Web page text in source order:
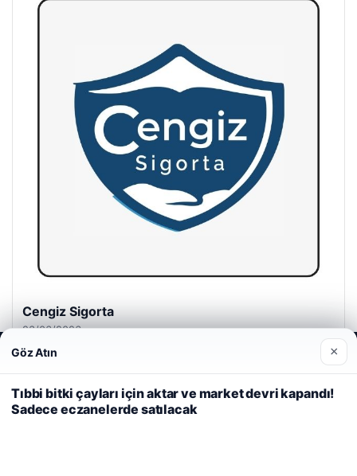
Cengiz Sigorta
23/06/2026
Web sitemizi nasıl kullandığınızı daha iyi anlayabilmek,
deneyiminizi kişiselleştirmek ve geliştirmek amacıyla çerezler
kullanıyoruz.
Çerez Politikamız
Reddet Kabul Et
Göz Atın ×
Tıbbi bitki çayları için aktar ve market devri kapandı!
Sadece eczanelerde satılacak